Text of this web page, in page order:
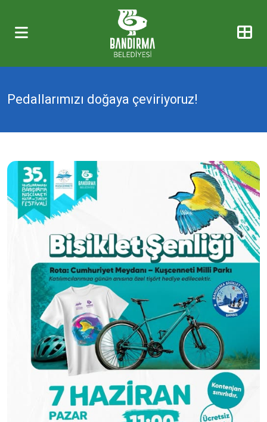
Pedallarımızı doğaya çeviriyoruz!